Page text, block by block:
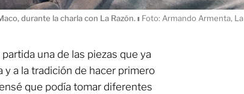
durante la charla con La Razón.ı Foto: Armando Armenta, La
una de las piezas que ya
y a la tradición de hacer primero
que podía tomar diferentes